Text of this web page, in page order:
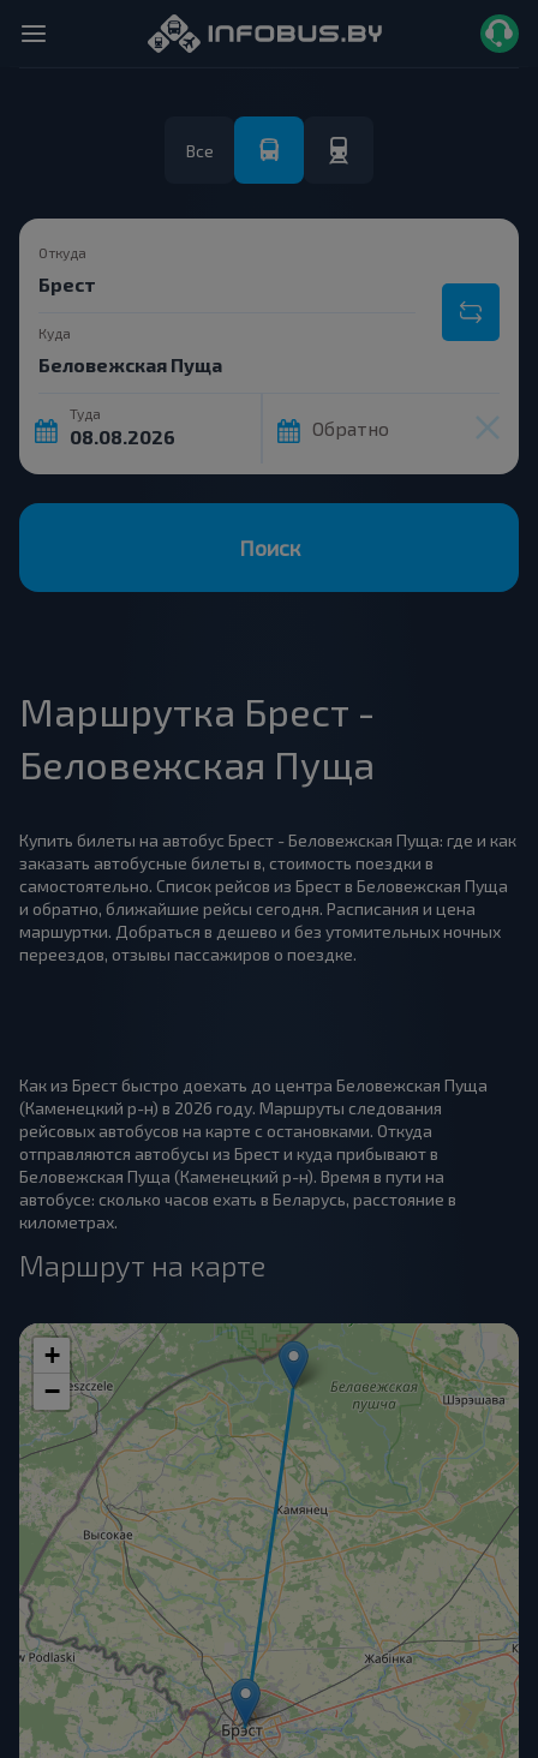
Все
Откуда
Куда
Туда
Обратно
Поиск
Маршрутка Брест -
Беловежская Пуща
Купить билеты на автобус Брест - Беловежская Пуща: где и как
заказать автобусные билеты в, стоимость поездки в
самостоятельно. Список рейсов из Брест в Беловежская Пуща
и обратно, ближайшие рейсы сегодня. Расписания и цена
маршуртки. Добраться в дешево и без утомительных ночных
переездов, отзывы пассажиров о поездке.
Как из Брест быстро доехать до центра Беловежская Пуща
(Каменецкий р-н) в 2026 году. Маршруты следования
рейсовых автобусов на карте с остановками. Откуда
отправляются автобусы из Брест и куда прибывают в
Беловежская Пуща (Каменецкий р-н). Время в пути на
автобусе: сколько часов ехать в Беларусь, расстояние в
километрах.
Маршрут на карте
+
−